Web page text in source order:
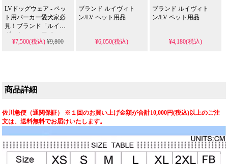
LVドッグウェア - ペッ
ト用パーカー愛犬家必
見！ブランド「ルイ・
ヴィトン」のアイコン
が施された、おしゃれ
¥7,500(税込)¥9,800
ブランド ルイヴィト
ン/LV ペット用品
¥6,050(税込)
ブランド ルイヴィト
ン/LV ペット用品
¥4,180(税込)
商品詳細
佐川急便（通関保証） ※１回のお買い上げ金額が合計10,000円(税込)以上のご注
文は、送料無料でお届けいたします。